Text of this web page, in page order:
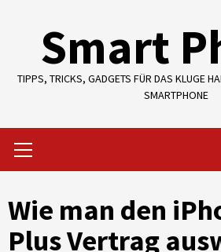
contentSmart
TIPPS, TRICKS, GADGETS FÜR DAS KLUGE
SMARTPHONE
Menu
Wie man den
Plus Vertrag